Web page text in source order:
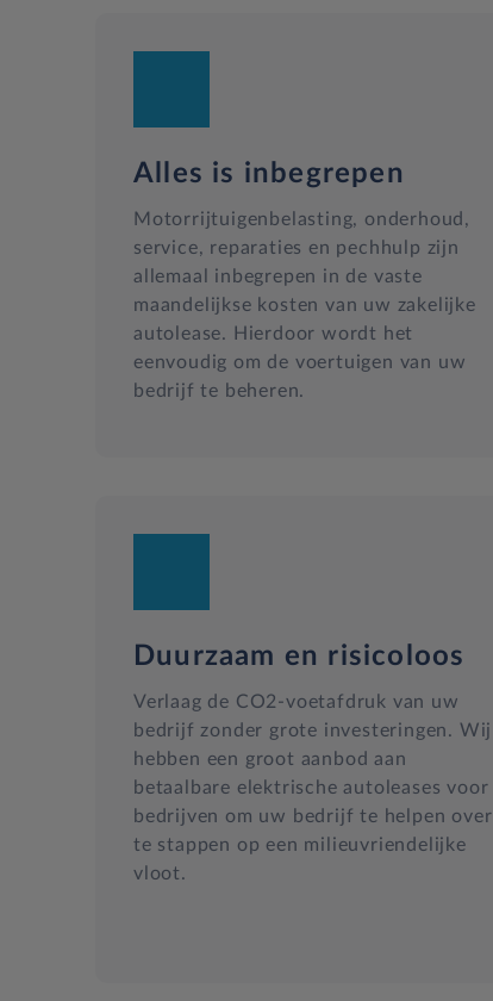
Alles is inbegrepen
Motorrijtuigenbelasting, onderhoud,
service, reparaties en pechhulp zijn
allemaal inbegrepen in de vaste
maandelijkse kosten van uw zakelijke
autolease. Hierdoor wordt het
eenvoudig om de voertuigen van uw
bedrijf te beheren.
Duurzaam en risicoloos
Verlaag de CO2-voetafdruk van uw
bedrijf zonder grote investeringen. Wij
hebben een groot aanbod aan
betaalbare elektrische autoleases voor
bedrijven om uw bedrijf te helpen over
te stappen op een milieuvriendelijke
vloot.